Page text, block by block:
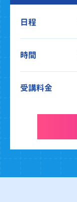
日程
時間
受講料金